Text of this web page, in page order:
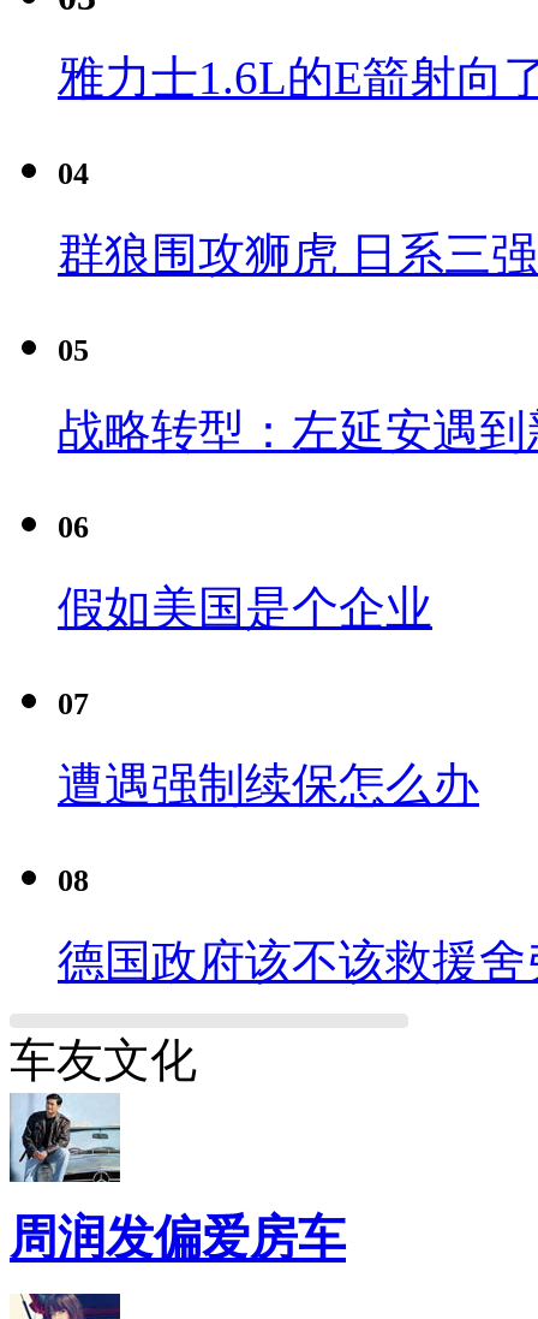
雅力士1.6L的E箭射向
04
群狼围攻狮虎 日系三
05
战略转型：左延安遇
06
假如美国是个企业
07
遭遇强制续保怎么办
08
德国政府该不该救援舍
车友文化
周润发偏爱房车